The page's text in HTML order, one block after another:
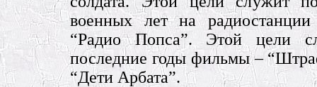
военных лет на
“Радио Попса”. Этой цели
последние годы фильмы –
“Дети Арбата”.